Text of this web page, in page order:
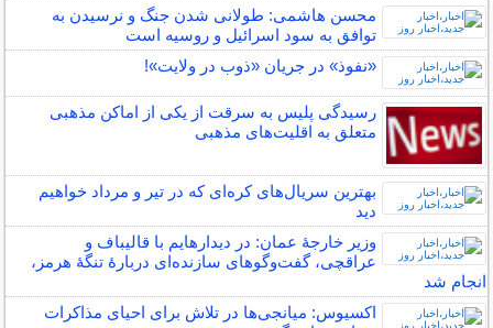
محسن هاشمی: طولانی شدن جنگ و نرسیدن به
توافق به سود اسرائیل و روسیه است
«نفوذ» در جریان «ذوب در ولایت»!
رسیدگی پلیس به سرقت از یکی از اماکن مذهبی
متعلق به اقلیت‌های مذهبی
بهترین سریال‌های کره‌ای که در تیر و مرداد خواهیم
دید
وزیر خارجهٔ عمان: در دیدارهایم با قالیباف و
عراقچی، گفت‌وگوهای سازنده‌ای دربارهٔ تنگهٔ هرمز،
انجام شد
اکسیوس: میانجی‌ها در تلاش برای احیای مذاکرات